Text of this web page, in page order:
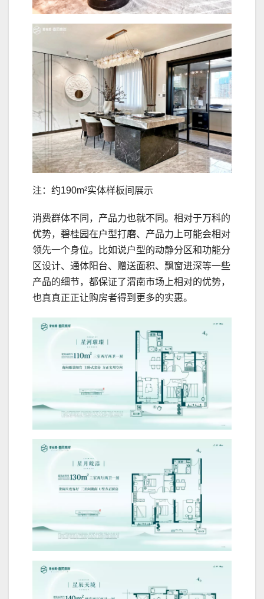
注：约190m²实体样板间展示
消费群体不同，产品力也就不同。相对于万科的
优势，碧桂园在户型打磨、产品力上可能会相对
领先一个身位。比如说户型的动静分区和功能分
区设计、通体阳台、赠送面积、飘窗进深等一些
产品的细节，都保证了渭南市场上相对的优势，
也真真正正让购房者得到更多的实惠。